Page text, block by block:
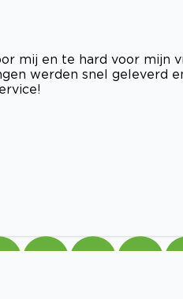
mij en te hard voor mijn
werden snel geleverd